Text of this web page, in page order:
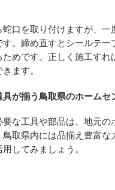
口を取り付けますが、一
す。締め直すとシールテー
ためです。正しく施工すれ
ます。
具が揃う鳥取県のホームセ
要な工具や部品は、地元の
取県内には品揃え豊富な
してみましょう。